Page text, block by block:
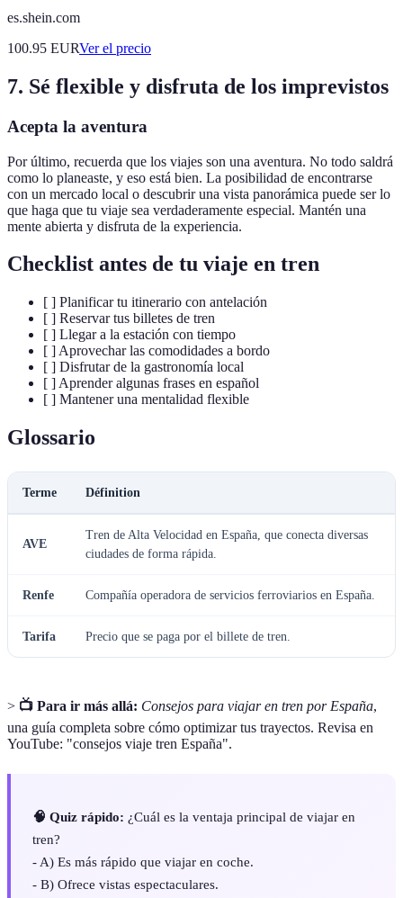
es.shein.com
100.95 EURVer el precio
7. Sé flexible y disfruta de los imprevistos
Acepta la aventura
Por último, recuerda que los viajes son una aventura. No todo saldrá
como lo planeaste, y eso está bien. La posibilidad de encontrarse
con un mercado local o descubrir una vista panorámica puede ser lo
que haga que tu viaje sea verdaderamente especial. Mantén una
mente abierta y disfruta de la experiencia.
Checklist antes de tu viaje en tren
[ ] Planificar tu itinerario con antelación
[ ] Reservar tus billetes de tren
[ ] Llegar a la estación con tiempo
[ ] Aprovechar las comodidades a bordo
[ ] Disfrutar de la gastronomía local
[ ] Aprender algunas frases en español
[ ] Mantener una mentalidad flexible
Glossario
Terme Définition
AVE
Tren de Alta Velocidad en España, que conecta diversas
ciudades de forma rápida.
Renfe Compañía operadora de servicios ferroviarios en España.
Tarifa Precio que se paga por el billete de tren.
> 📺 Para ir más allá: Consejos para viajar en tren por España,
una guía completa sobre cómo optimizar tus trayectos. Revisa en
YouTube: "consejos viaje tren España".
🧠 Quiz rápido: ¿Cuál es la ventaja principal de viajar en
tren?
- A) Es más rápido que viajar en coche.
- B) Ofrece vistas espectaculares.